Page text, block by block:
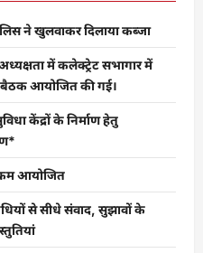
ने खुलवाकर दिलाया कब्जा
अध्यक्षता में कलेक्ट्रेट सभागार में
बैठक आयोजित की गई।
केंद्रों के निर्माण हेतु
आयोजित
से सीधे संवाद, सुझावों के